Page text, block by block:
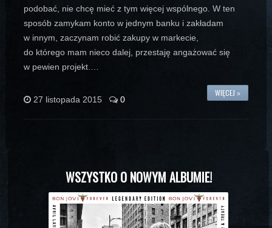
podobać, nie chcę mieć z tym więcej wspólnego. W ten
sposób zamykam konto w jednym banku i zakładam
w innym, zaczynam robić zakupy w markecie,
do którego mam nieco dalej, przestaję angażować się
w pewien projekt.…
WIĘCEJ »
27 listopada 2015 0
WSZYSTKO O NOWYM ALBUMIE!